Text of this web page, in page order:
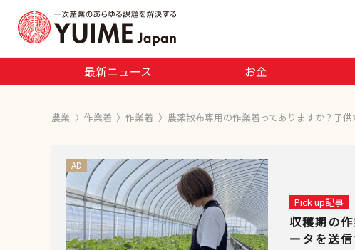
最新ニュース お金
農業 〉 作業着 〉 作業着 〉 農薬散布専用の作業着ってありますか？子
AD
Pick up記事
収穫期の
ータを送